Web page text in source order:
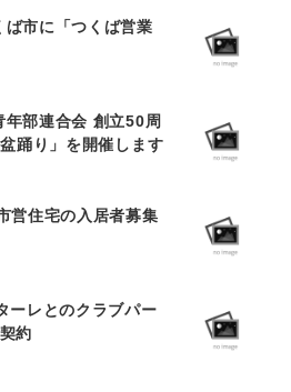
ば市に「つくば営業
部連合会 創立50周
踊り」を開催します
営住宅の入居者募集
ーレとのクラブパー
約